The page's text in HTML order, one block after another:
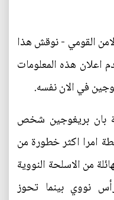
القومي - نوقش هذا
اعلان هذه المعلومات
في الان نفسه.
بان بريغوجين شخص
امرا اكثر خطورة من
من الاسلحة النووية
روسيا حوالي 6000 رأس نووي بينما تحوز